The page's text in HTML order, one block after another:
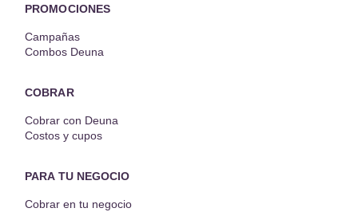
PROMOCIONES
Campañas
Combos Deuna
COBRAR
Cobrar con Deuna
Costos y cupos
PARA TU NEGOCIO
Cobrar en tu negocio